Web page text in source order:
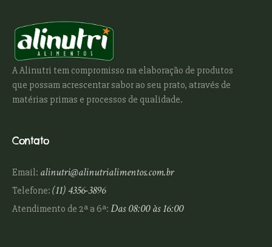
A Alinutri tem compromisso na elaboração de produtos
que possam acrescentar sabor ao seu prato, através de
matérias primas e processos de qualidade.
Contato
Email: alinutri@alinutrialimentos.com.br
Telefone:(11) 4356-3896
Atendimento de 2ª a 6ª:Das 08:00 às 16:00